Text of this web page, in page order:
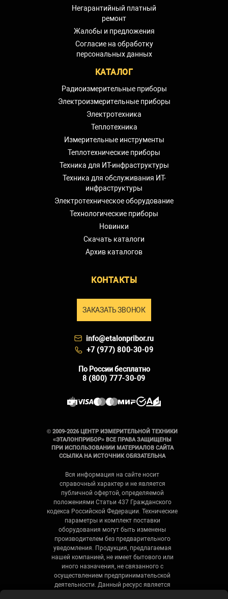
Негарантийный платный
ремонт
Жалобы и предложения
Согласие на обработку
персональных данных
КАТАЛОГ
Радиоизмерительные приборы
Электроизмерительные приборы
Электротехника
Теплотехника
Измерительные инструменты
Теплотехнические приборы
Техника для ИТ-инфраструктуры
Техника для обслуживания ИТ-
инфраструктуры
Электротехническое оборудование
Технологические приборы
Новинки
Скачать каталоги
Архив каталогов
КОНТАКТЫ
ЗАКАЗАТЬ ЗВОНОК
info@etalonpribor.ru
+7 (977) 800-30-09
По России бесплатно
8 (800) 777-30-09
© 2009-2026 ЦЕНТР ИЗМЕРИТЕЛЬНОЙ ТЕХНИКИ
«ЭТАЛОНПРИБОР» ВСЕ ПРАВА ЗАЩИЩЕНЫ
ПРИ ИСПОЛЬЗОВАНИИ МАТЕРИАЛОВ САЙТА
ССЫЛКА НА ИСТОЧНИК ОБЯЗАТЕЛЬНА
Вся информация на сайте носит
справочный характер и не является
публичной офертой, определяемой
положениями Статьи 437 Гражданского
кодекса Российской Федерации. Технические
параметры и комплект поставки
оборудования могут быть изменены
производителем без предварительного
уведомления. Продукция, предлагаемая
нашей компанией, не имеет бытового или
иного назначения, не связанного с
осуществлением предпринимательской
деятельности. Данный ресурс является